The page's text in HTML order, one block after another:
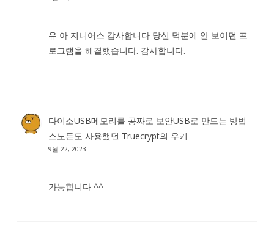
유 아 지니어스 감사합니다 당신 덕분에 안 보이던 프
로그램을 해결했습니다. 감사합니다.
다이소USB메모리를 공짜로 보안USB로 만드는 방법 -
스노든도 사용했던 Truecrypt의 우키
9월 22, 2023
가능합니다 ^^